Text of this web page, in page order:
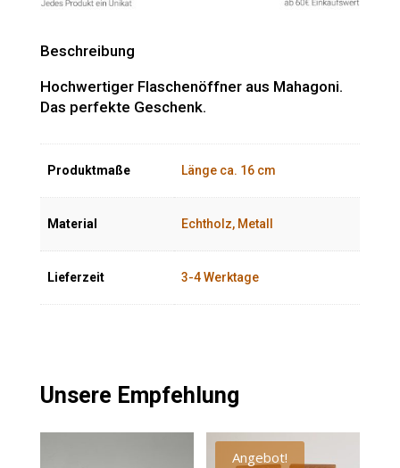
Beschreibung
Hochwertiger Flaschenöffner aus Mahagoni.
Das perfekte Geschenk.
Produktmaße Länge ca. 16 cm
Material Echtholz, Metall
Lieferzeit 3-4 Werktage
Unsere Empfehlung
Angebot!